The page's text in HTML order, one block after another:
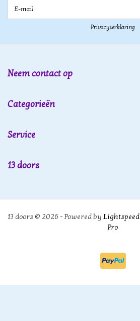
Privacyverklaring
Neem contact op
Categorieën
Service
13 doors
13 doors © 2026 - Powered by Lightspeed
Pro